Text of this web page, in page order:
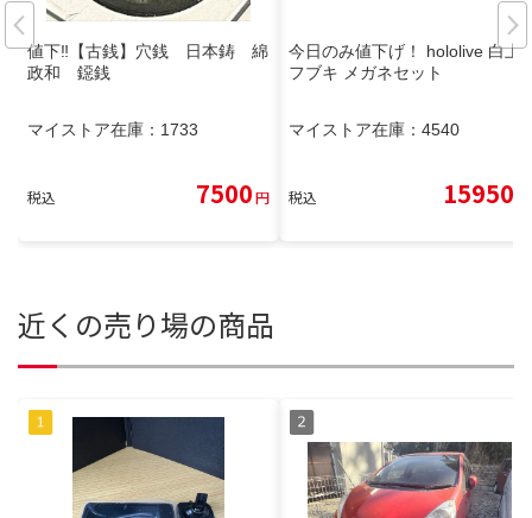
値下‼️【古銭】穴銭 日本鋳 綿
政和 鐚銭
マイストア在庫： 1733
税込 7500円
今日のみ値下げ！ hololive 白上
フブキ メガネセット
マイストア在庫： 4540
税込 15950
近くの売り場の商品